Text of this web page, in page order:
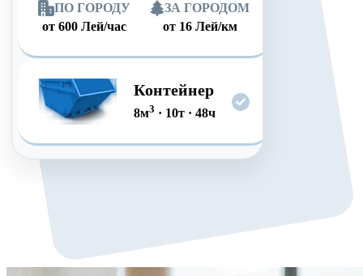
ПО ГОРОДУ
от 600 Лей/час
ЗА ГОРОДОМ
от 16 Лей/км
Контейнер
8м3 · 10т· 48ч